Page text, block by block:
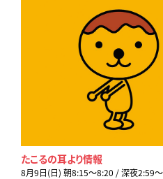
たこるの耳より情報
8月9日(日) 朝8:15〜8:20 / 深夜2:59